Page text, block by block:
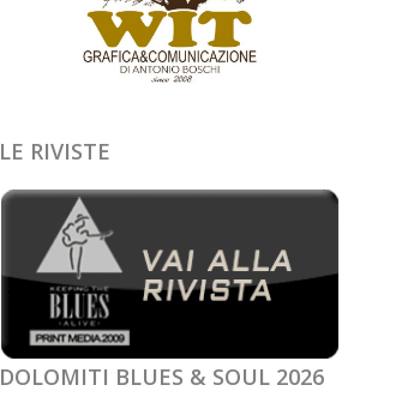
LE RIVISTE
DOLOMITI BLUES & SOUL 2026